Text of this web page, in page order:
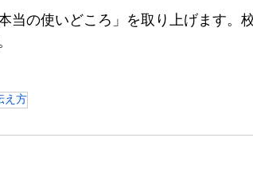
当の使いどころ」を取り上げます。
え方